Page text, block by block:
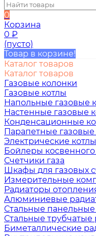
0
Корзина
0 ₽
(пусто)
Товар в корзине!
Каталог товаров
Каталог товаров
Газовые колонки
Газовые котлы
Напольные газовые
Настенные газовые
Конденсационные
Парапетные газовые
Электрические котлы
Бойлеры косвенного
Счетчики газа
Шкафы для газовых
Измерительные
Радиаторы
Алюминиевые
Стальные
Стальные трубчатые
Биметаллические